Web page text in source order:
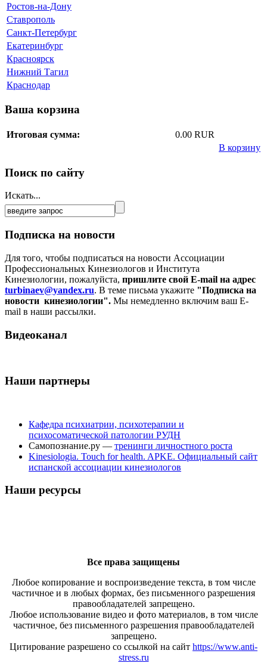
Ростов-на-Дону
Ставрополь
Санкт-Петербург
Екатеринбург
Красноярск
Нижний Тагил
Краснодар
Ваша корзина
Итоговая сумма:
0.00 RUR
В корзину
Поиск по сайту
Искать...
Подписка на новости
Для того, чтобы подписаться на новости Ассоциации
Профессиональных Кинезиологов и Института
Кинезиологии, пожалуйста, пришлите свой E-mail на адрес
turbinaev@yandex.ru. В теме письма укажите "Подписка на
новости кинезиологии". Мы немедленно включим ваш E-
mail в наши рассылки.
Видеоканал
Наши партнеры
Кафедра психиатрии, психотерапии и
психосоматической патологии РУДН
Самопознание.ру — тренинги личностного роста
Kinesiologia. Touch for health. APKE. Официальный сайт
испанской ассоциации кинезиологов
Наши ресурсы
Все права защищены
Любое копирование и воспроизведение текста, в том числе
частичное и в любых формах, без письменного разрешения
правообладателей запрещено.
Любое использование видео и фото материалов, в том числе
частичное, без письменного разрешения правообладателей
запрещено.
Цитирование разрешено со ссылкой на сайт https://www.anti-
stress.ru